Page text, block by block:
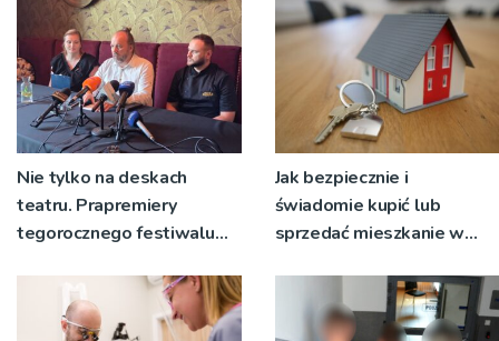
Nie tylko na deskach
teatru. Prapremiery
tegorocznego festiwalu
niecodziennych
okolicznościach
Jak bezpiecznie i
świadomie kupić lub
sprzedać mieszkanie w